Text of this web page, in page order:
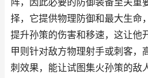
择，它提供物理防御和最大生命
提升孙策的伤害和移速，这让他
甲则针对敌方物理射手或刺客，
刺效果，能让试图集火孙策的敌